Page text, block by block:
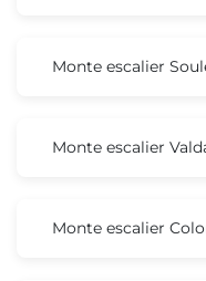
Monte escalier
Monte escalier
Monte escalier